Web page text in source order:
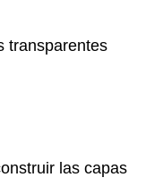
transparentes
las capas